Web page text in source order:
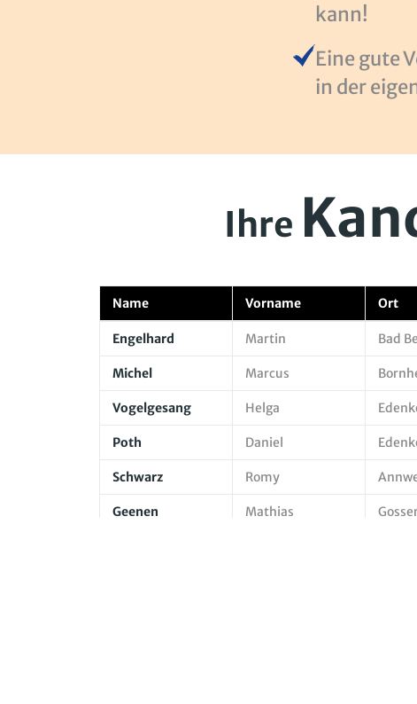
kann!
Eine gute
in der
Ihre
Name Vorname Ort
Engelhard Martin Bad
Michel Marcus
Vogelgesang Helga
Poth Daniel
Schwarz Romy
Geenen Mathias